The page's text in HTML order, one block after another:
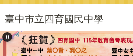
跳
到
要
臺中市立四育國民中學